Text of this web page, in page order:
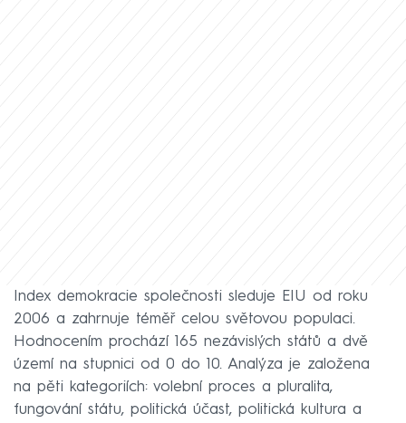
Index demokracie společnosti sleduje EIU od roku
2006 a zahrnuje téměř celou světovou populaci.
Hodnocením prochází 165 nezávislých států a dvě
území na stupnici od 0 do 10. Analýza je založena
na pěti kategoriích: volební proces a pluralita,
fungování státu, politická účast, politická kultura a